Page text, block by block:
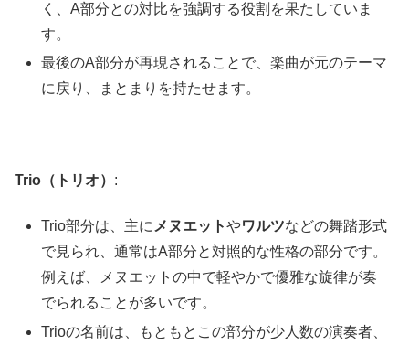
く、A部分との対比を強調する役割を果たしていま
す。
最後のA部分が再現されることで、楽曲が元のテーマ
に戻り、まとまりを持たせます。
Trio（トリオ） :
Trio部分は、主に メヌエットやワルツなどの舞踏形式
で見られ、通常はA部分と対照的な性格の部分です。
例えば、メヌエットの中で軽やかで優雅な旋律が奏
でられることが多いです。
Trioの名前は、もともとこの部分が少人数の演奏者、